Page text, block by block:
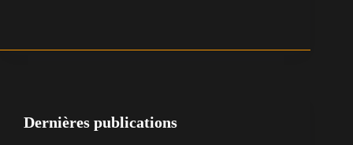
Dernières publications